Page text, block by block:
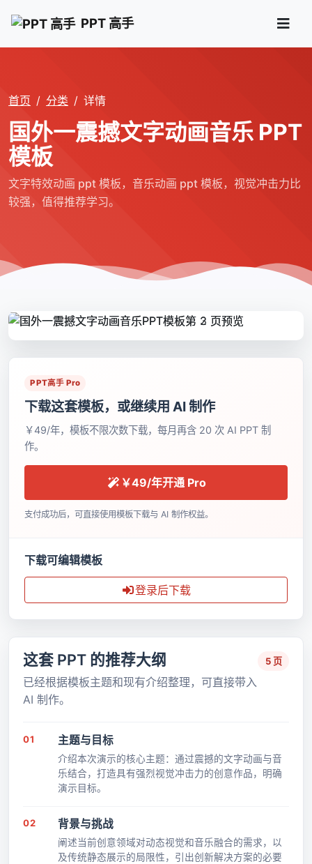
PPT 高手
首页 分类 详情
国外一震撼文字动画音乐 PPT
模板
文字特效动画 ppt 模板，音乐动画 ppt 模板，视觉冲击力比
较强，值得推荐学习。
PPT高手 Pro
下载这套模板，或继续用 AI 制作
￥49/年，模板不限次数下载，每月再含 20 次 AI PPT 制
作。
￥49/年开通 Pro
支付成功后，可直接使用模板下载与 AI 制作权益。
下载可编辑模板
登录后下载
这套 PPT 的推荐大纲
已经根据模板主题和现有介绍整理，可直接带入
AI 制作。
5 页
01 主题与目标
介绍本次演示的核心主题：通过震撼的文字动画与音
乐结合，打造具有强烈视觉冲击力的创意作品，明确
演示目标。
02 背景与挑战
阐述当前创意领域对动态视觉和音乐融合的需求，以
及传统静态展示的局限性，引出创新解决方案的必要